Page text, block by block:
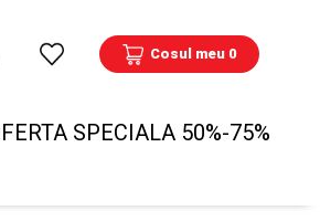
Cosul meu 0
SPECIALA 50%-75%